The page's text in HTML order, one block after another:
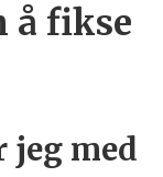
å fikse
jeg med